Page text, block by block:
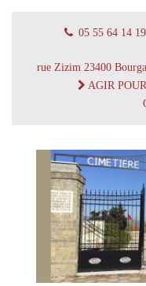
05 55 64 14 19
rue Zizim 23400
AGIR